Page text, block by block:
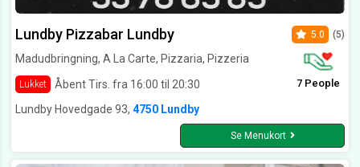
Lundby Pizzabar Lundby
Madudbringning, A La Carte, Pizzaria, Pizzeria
Lukket Åbent Tirs. fra 16:00 til 20:30
5.0 (5)
7 People
Lundby Hovedgade 93, 4750 Lundby
Se Menukort